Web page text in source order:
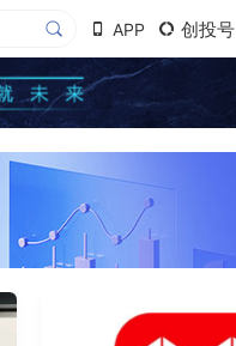
APP 创投号